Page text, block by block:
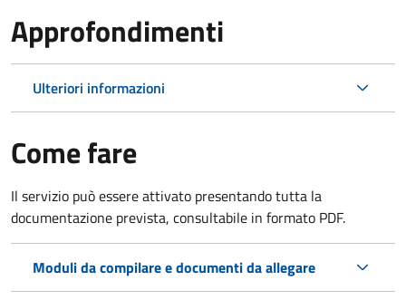
Approfondimenti
Ulteriori informazioni
Come fare
Il servizio può essere attivato presentando tutta la
documentazione prevista, consultabile in formato PDF.
Moduli da compilare e documenti da allegare